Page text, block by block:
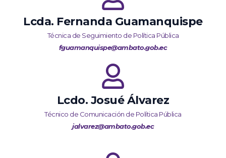
Lcda. Fernanda Guamanquispe
Técnica de Seguimiento de Política Pública
fguamanquispe@ambato.gob.ec
Lcdo. Josué Álvarez
Técnico de Comunicación de Política Pública
jalvarez@ambato.gob.ec